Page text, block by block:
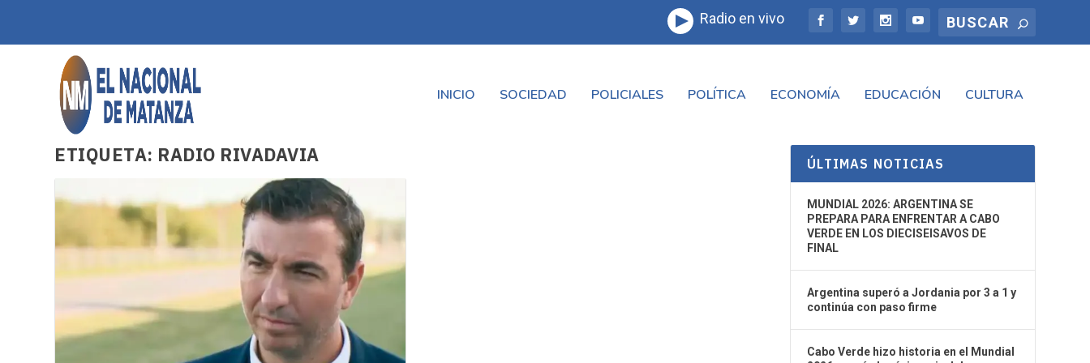
Radio en vivo
INICIO SOCIEDAD POLICIALES POLÍTICA ECONOMÍA EDUCACIÓN CULTURA
ETIQUETA: RADIO RIVADAVIA ÚLTIMAS NOTICIAS
MUNDIAL 2026: ARGENTINA SE
PREPARA PARA ENFRENTAR A CABO
VERDE EN LOS DIECISEISAVOS DE
FINAL
Argentina superó a Jordania por 3 a 1 y
continúa con paso firme
Cabo Verde hizo historia en el Mundial